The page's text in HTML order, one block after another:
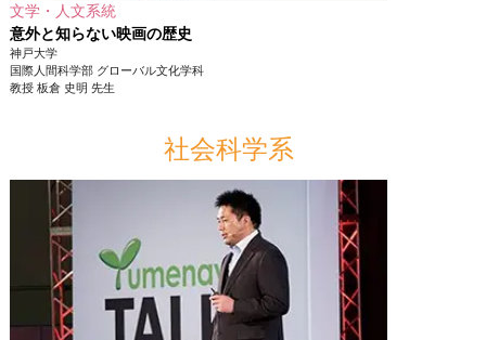
文学・人文系統
意外と知らない映画の歴史
神戸大学
国際人間科学部 グローバル文化学科
教授 板倉 史明 先生
社会科学系